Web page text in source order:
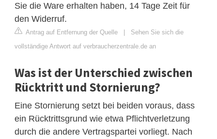
Sie die Ware erhalten haben, 14 Tage Zeit für
den Widerruf.
Antrag auf Entfernung der Quelle | Sehen Sie sich die
vollständige Antwort auf verbraucherzentrale.de an
Was ist der Unterschied zwischen
Rücktritt und Stornierung?
Eine Stornierung setzt bei beiden voraus, dass
ein Rücktrittsgrund wie etwa Pflichtverletzung
durch die andere Vertragspartei vorliegt. Nach